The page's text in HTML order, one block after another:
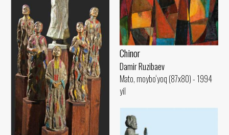
Chinor
Damir Ruzibaev
Mato, moybo‘yoq (87x80) - 1994
yil